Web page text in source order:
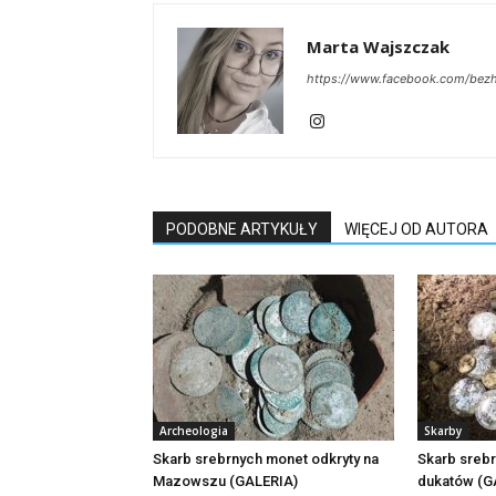
Marta Wajszczak
https://www.facebook.com/
PODOBNE ARTYKUŁY WIĘCEJ OD AUTORA
Archeologia
Skarb srebrnych monet odkryty na
Mazowszu (GALERIA)
Skarby
Skarb
dukatów